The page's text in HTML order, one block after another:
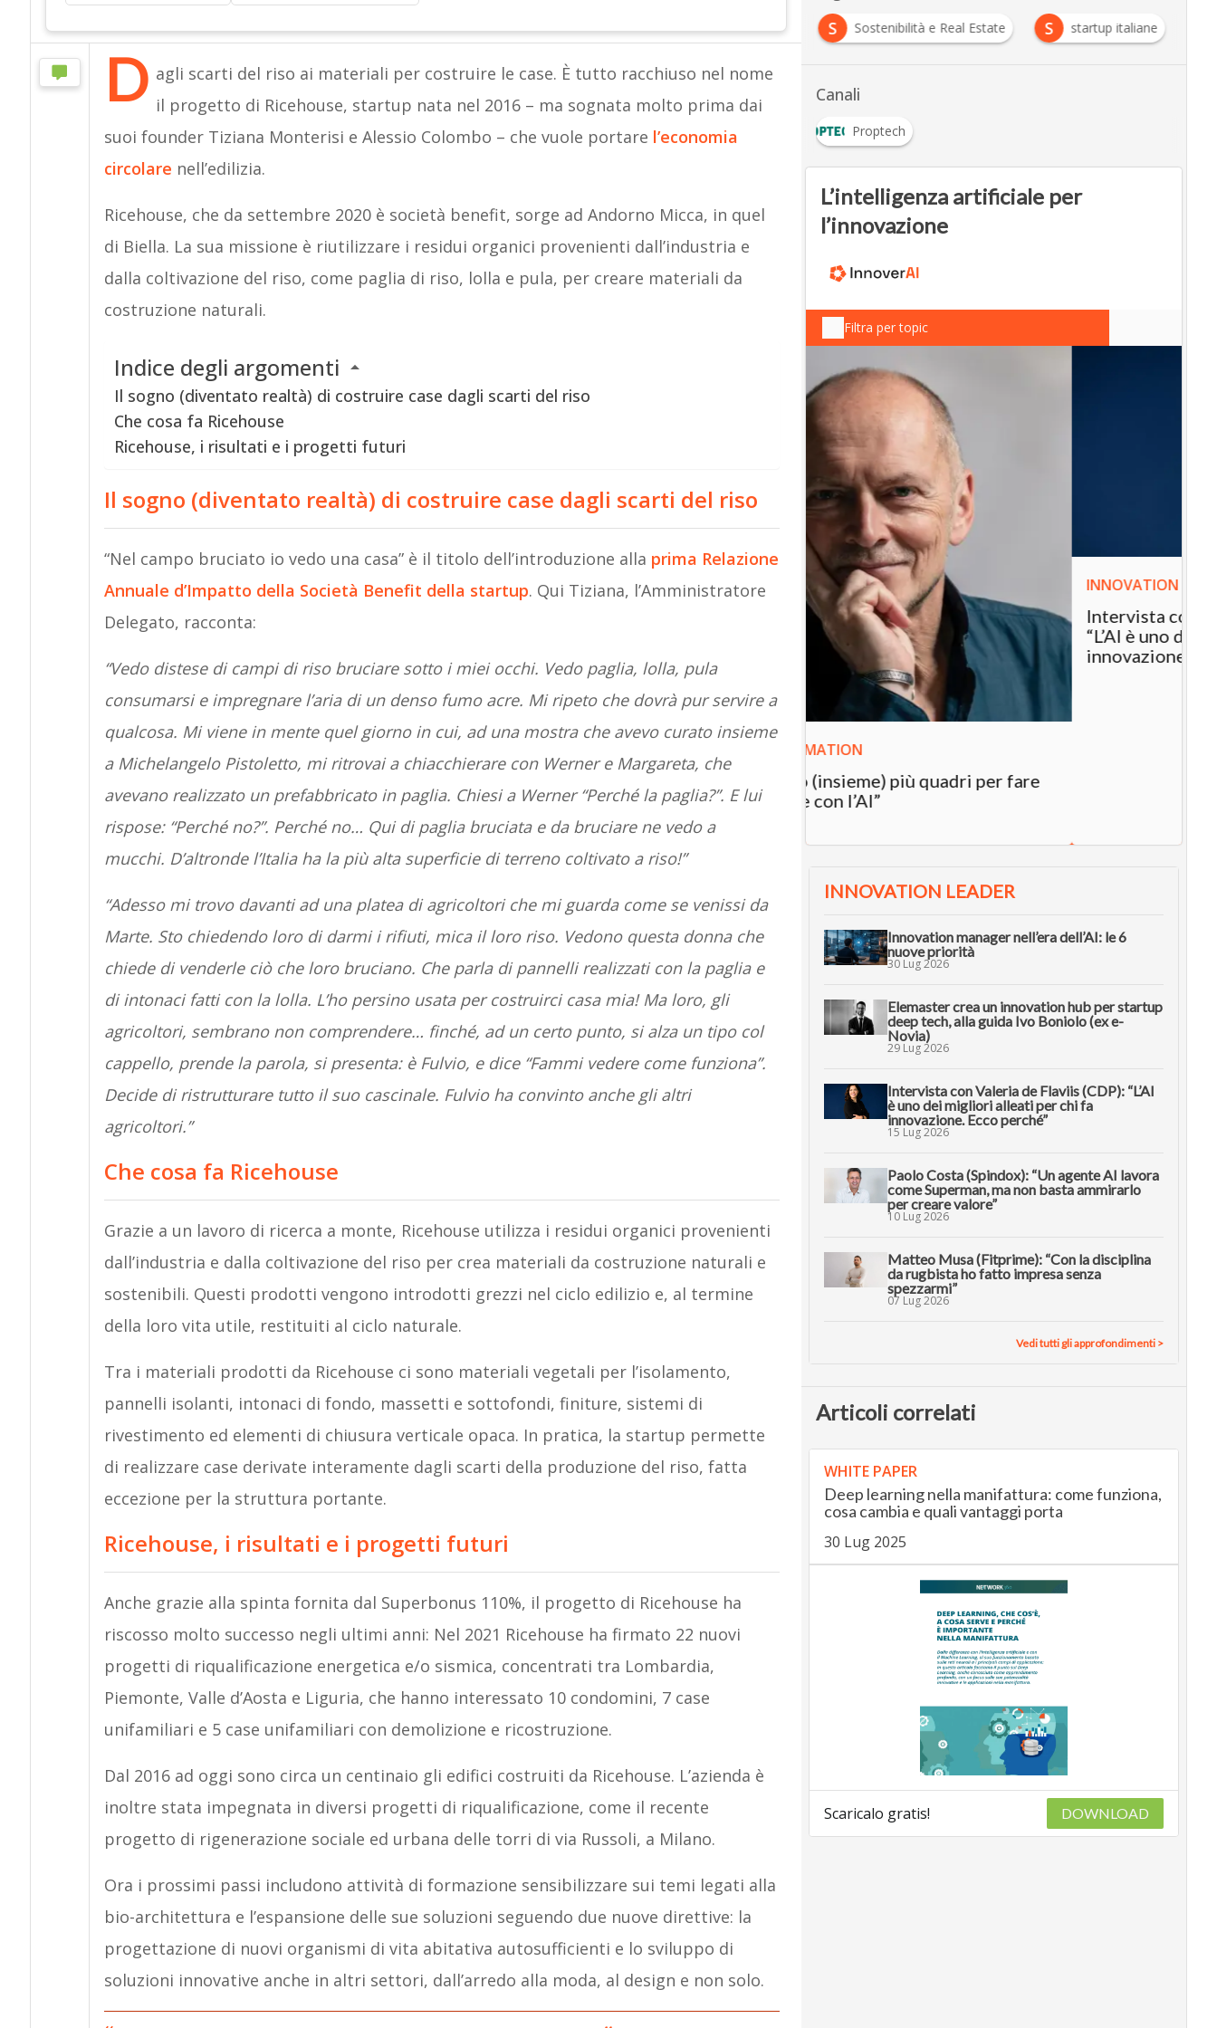
D agli scarti del riso ai materiali per costruire le case. È tutto racchiuso nel nome
il progetto di Ricehouse, startup nata nel 2016 – ma sognata molto prima dai
suoi founder Tiziana Monterisi e Alessio Colombo – che vuole portare l’economia
circolare nell’edilizia.
Ricehouse, che da settembre 2020 è società benefit, sorge ad Andorno Micca, in quel
di Biella. La sua missione è riutilizzare i residui organici provenienti dall’industria e
dalla coltivazione del riso, come paglia di riso, lolla e pula, per creare materiali da
costruzione naturali.
Indice degli argomenti
Il sogno (diventato realtà) di costruire case dagli scarti del riso
Che cosa fa Ricehouse
Ricehouse, i risultati e i progetti futuri
Il sogno (diventato realtà) di costruire case dagli scarti del riso
“Nel campo bruciato io vedo una casa” è il titolo dell’introduzione alla prima Relazione
Annuale d’Impatto della Società Benefit della startup. Qui Tiziana, l’Amministratore
Delegato, racconta:
“Vedo distese di campi di riso bruciare sotto i miei occhi. Vedo paglia, lolla, pula
consumarsi e impregnare l’aria di un denso fumo acre. Mi ripeto che dovrà pur servire a
qualcosa. Mi viene in mente quel giorno in cui, ad una mostra che avevo curato insieme
a Michelangelo Pistoletto, mi ritrovai a chiacchierare con Werner e Margareta, che
avevano realizzato un prefabbricato in paglia. Chiesi a Werner “Perché la paglia?”. E lui
rispose: “Perché no?”. Perché no… Qui di paglia bruciata e da bruciare ne vedo a
mucchi. D’altronde l’Italia ha la più alta superficie di terreno coltivato a riso!”
“Adesso mi trovo davanti ad una platea di agricoltori che mi guarda come se venissi da
Marte. Sto chiedendo loro di darmi i rifiuti, mica il loro riso. Vedono questa donna che
chiede di venderle ciò che loro bruciano. Che parla di pannelli realizzati con la paglia e
di intonaci fatti con la lolla. L’ho persino usata per costruirci casa mia! Ma loro, gli
agricoltori, sembrano non comprendere… finché, ad un certo punto, si alza un tipo col
cappello, prende la parola, si presenta: è Fulvio, e dice “Fammi vedere come funziona”.
Decide di ristrutturare tutto il suo cascinale. Fulvio ha convinto anche gli altri
agricoltori.”
Che cosa fa Ricehouse
Grazie a un lavoro di ricerca a monte, Ricehouse utilizza i residui organici provenienti
dall’industria e dalla coltivazione del riso per crea materiali da costruzione naturali e
sostenibili. Questi prodotti vengono introdotti grezzi nel ciclo edilizio e, al termine
della loro vita utile, restituiti al ciclo naturale.
Tra i materiali prodotti da Ricehouse ci sono materiali vegetali per l’isolamento,
pannelli isolanti, intonaci di fondo, massetti e sottofondi, finiture, sistemi di
rivestimento ed elementi di chiusura verticale opaca. In pratica, la startup permette
di realizzare case derivate interamente dagli scarti della produzione del riso, fatta
eccezione per la struttura portante.
Ricehouse, i risultati e i progetti futuri
Anche grazie alla spinta fornita dal Superbonus 110%, il progetto di Ricehouse ha
riscosso molto successo negli ultimi anni: Nel 2021 Ricehouse ha firmato 22 nuovi
progetti di riqualificazione energetica e/o sismica, concentrati tra Lombardia,
Piemonte, Valle d’Aosta e Liguria, che hanno interessato 10 condomini, 7 case
unifamiliari e 5 case unifamiliari con demolizione e ricostruzione.
Dal 2016 ad oggi sono circa un centinaio gli edifici costruiti da Ricehouse. L’azienda è
inoltre stata impegnata in diversi progetti di riqualificazione, come il recente
progetto di rigenerazione sociale ed urbana delle torri di via Russoli, a Milano.
Ora i prossimi passi includono attività di formazione sensibilizzare sui temi legati alla
bio-architettura e l’espansione delle sue soluzioni seguendo due nuove direttive: la
progettazione di nuovi organismi di vita abitativa autosufficienti e lo sviluppo di
soluzioni innovative anche in altri settori, dall’arredo alla moda, al design e non solo.
Economia circolare S Sostenibilità e Real Estate
Canali
Proptech
L’intelligenza artificiale per
l’innovazione
Filtra per topic
“Guardiamo (insieme) più quadri per fare
innovazione con l’AI”
INNOVATION LEADER
Intervista con Valeria de Flaviis (CDP):
“L’AI è uno dei migliori alleati per chi fa
innovazione. Ecco perché”
INNOVATION LEADER
Innovation manager nell’era dell’AI: le 6
nuove priorità
30 Lug 2026
Elemaster crea un innovation hub per startup
deep tech, alla guida Ivo Boniolo (ex e-
Novia)
29 Lug 2026
Intervista con Valeria de Flaviis (CDP): “L’AI
è uno dei migliori alleati per chi fa
innovazione. Ecco perché”
15 Lug 2026
Paolo Costa (Spindox): “Un agente AI lavora
come Superman, ma non basta ammirarlo
per creare valore”
10 Lug 2026
Matteo Musa (Fitprime): “Con la disciplina
da rugbista ho fatto impresa senza
spezzarmi”
07 Lug 2026
Vedi tutti gli approfondimenti >
Articoli correlati
WHITE PAPER
Deep learning nella manifattura: come funziona,
cosa cambia e quali vantaggi porta
30 Lug 2025
Scaricalo gratis! DOWNLOAD